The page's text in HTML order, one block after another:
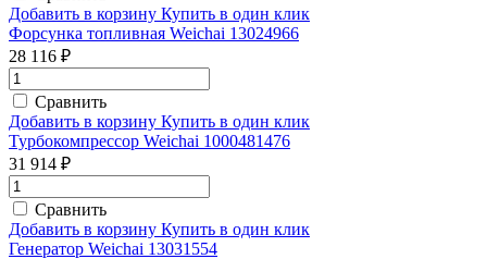
Добавить в корзину Купить в один клик
Форсунка топливная Weichai 13024966
28 116 ₽
Сравнить
Добавить в корзину Купить в один клик
Турбокомпрессор Weichai 1000481476
31 914 ₽
Сравнить
Добавить в корзину Купить в один клик
Генератор Weichai 13031554